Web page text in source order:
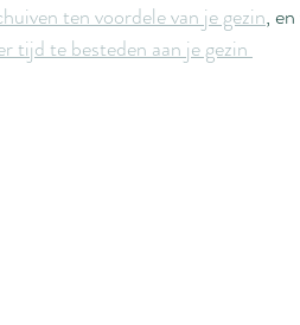
ten voordele van je gezin,
tijd te besteden aan je gezin